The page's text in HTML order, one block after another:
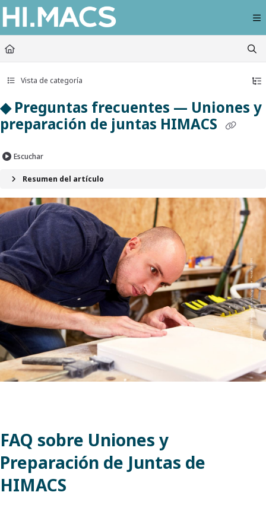
Documentation Index
Fetch the complete documentation index at:
https://himacs-
Use this file to discover all available pages before exploring further.
Vista de categoría
◆ Preguntas frecuentes — Uniones y
preparación de juntas HIMACS
Escuchar
Resumen del artículo
FAQ sobre Uniones y
Preparación de Juntas de
HIMACS